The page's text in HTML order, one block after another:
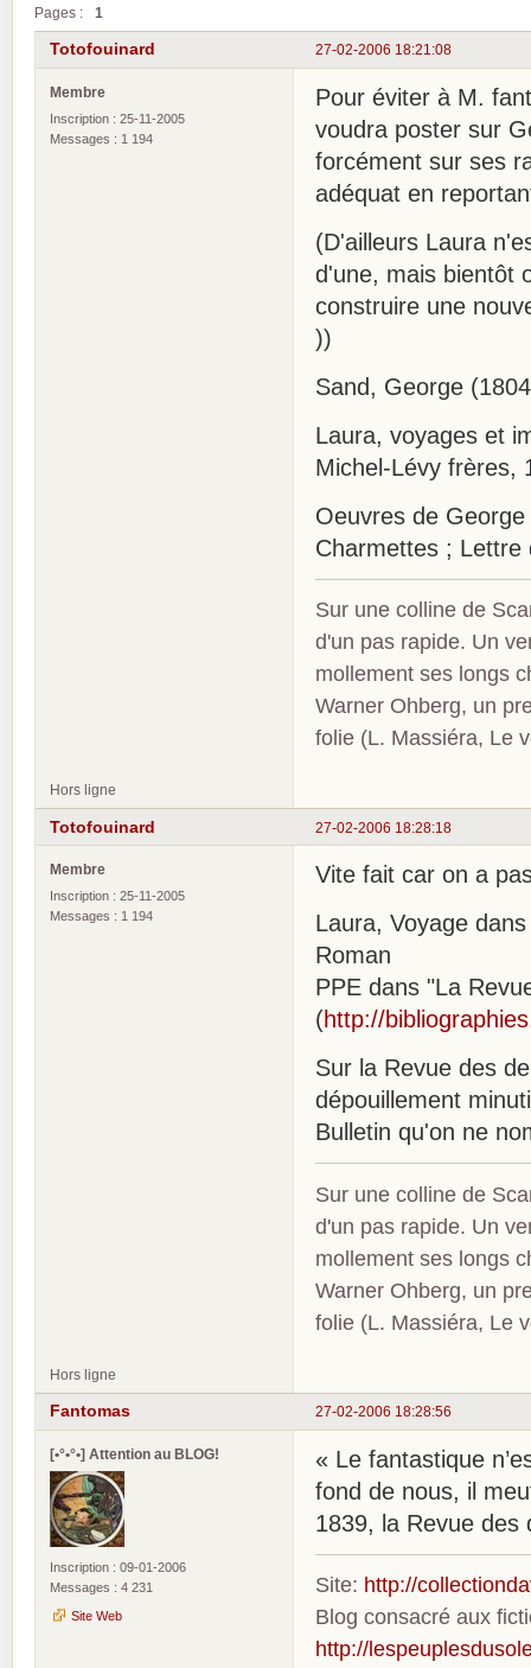
Pages : 1
27-02-2006 18:21:08
Totofouinard
Membre
Inscription : 25-11-2005
Messages : 1 194
Pour éviter à M.
voudra poster sur
forcément sur ses
adéquat en
(D'ailleurs Laura
d'une, mais bientôt
construire une
))
Sand, George
Laura, voyages et
Michel-Lévy frères,
Oeuvres de
Charmettes ; Lettre
Sur une colline de
d'un pas rapide. Un
mollement ses longs
Warner Ohberg, un
folie (L. Massiéra, Le
Hors ligne
27-02-2006 18:28:18
Totofouinard
Membre
Inscription : 25-11-2005
Messages : 1 194
Vite fait car on a
Laura, Voyage
Roman
PPE dans "La
(http://
Sur la Revue des
dépouillement
Bulletin qu'on ne
Sur une colline de
d'un pas rapide. Un
mollement ses longs
Warner Ohberg, un
folie (L. Massiéra, Le
Hors ligne
27-02-2006 18:28:56
Fantomas
[•°•°•] Attention au BLOG!
Inscription : 09-01-2006
Messages : 4 231
Site Web
« Le fantastique
fond de nous, il
1839, la Revue des
Site: http://
Blog consacré aux
http://